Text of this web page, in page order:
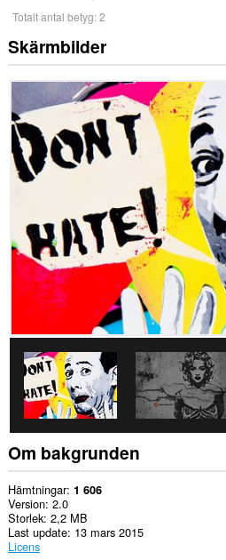
Totalt antal betyg:2
Skärmbilder
Om bakgrunden
Hämtningar 1 606
Version 2.0
Storlek 2,2 MB
Last update 13 mars 2015
Licens